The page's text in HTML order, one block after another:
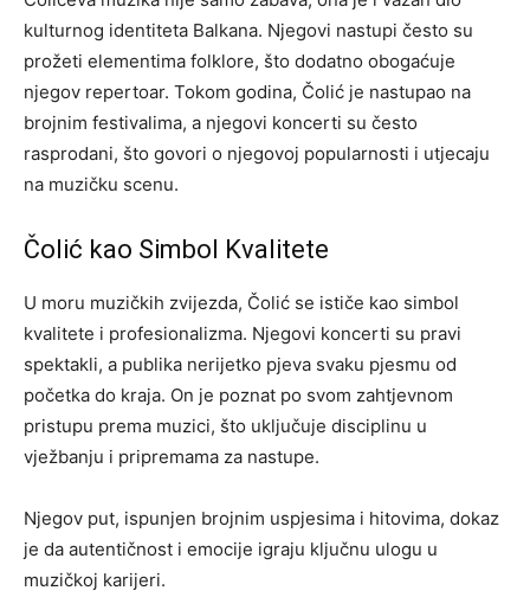
kulturnog identiteta Balkana. Njegovi nastupi često su
prožeti elementima folklore, što dodatno obogaćuje
njegov repertoar. Tokom godina, Čolić je nastupao na
brojnim festivalima, a njegovi koncerti su često
rasprodani, što govori o njegovoj popularnosti i utjecaju
na muzičku scenu.
Čolić kao Simbol Kvalitete
U moru muzičkih zvijezda, Čolić se ističe kao simbol
kvalitete i profesionalizma. Njegovi koncerti su pravi
spektakli, a publika nerijetko pjeva svaku pjesmu od
početka do kraja. On je poznat po svom zahtjevnom
pristupu prema muzici, što uključuje disciplinu u
vježbanju i pripremama za nastupe.
Njegov put, ispunjen brojnim uspjesima i hitovima, dokaz
je da autentičnost i emocije igraju ključnu ulogu u
muzičkoj karijeri.